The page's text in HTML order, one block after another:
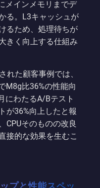
メインメモリまでデ
る。L3キャッシュが
るため、処理待ちが
きく向上する仕組み
れた顧客事例では、
M8g比36%の性能向
にわたるA/Bテスト
が36%向上したと報
CPUそのものの改良
接的な効果を生むこ
プと性能スペッ